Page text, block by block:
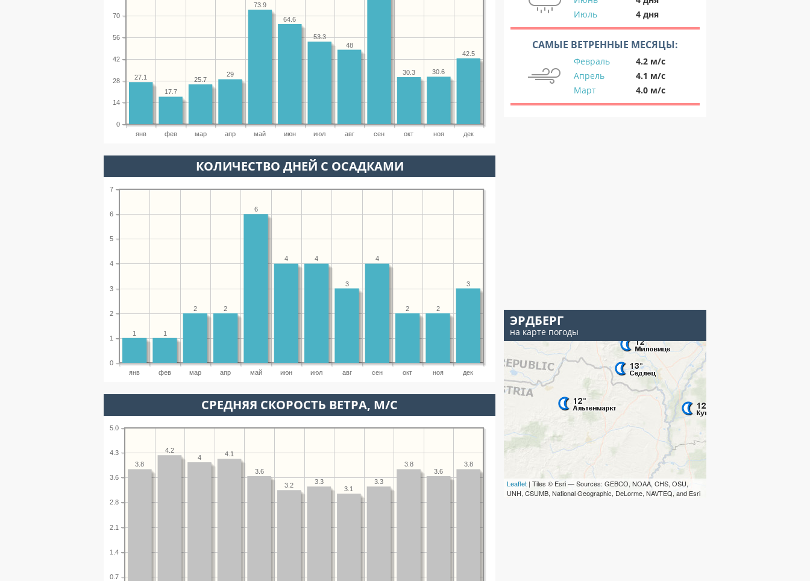
янв фев мар апр май июн июл авг сен окт ноя дек
0
14
28
42
56
70
42.5
30.6
30.3
48
53.3
64.6
73.9
29
25.7
17.7
27.1
КОЛИЧЕСТВО ДНЕЙ С ОСАДКАМИ
янв фев мар апр май июн июл авг сен окт ноя дек
0
1
2
3
4
5
6
7
3
2
2
4
3
4
4
6
2
2
1
1
СРЕДНЯЯ СКОРОСТЬ ВЕТРА, М/С
0.7
1.4
2.1
2.8
3.6
4.3
5.0
3.8
3.6
3.8
3.3
3.1
3.3
3.2
3.6
4.1
4
4.2
3.8
Июль
4 дня
САМЫЕ ВЕТРЕННЫЕ МЕСЯЦЫ:
Февраль
4.2 м/с
Апрель
4.1 м/с
Март
4.0 м/с
ЭРДБЕРГ
на карте погоды
Leaflet | Tiles © Esri — Sources: GEBCO, NOAA, CHS, OSU,
UNH, CSUMB, National Geographic, DeLorme, NAVTEQ, and Esri